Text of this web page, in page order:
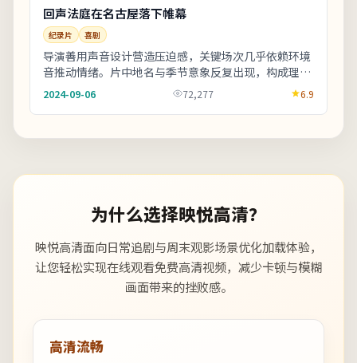
回声法庭在名古屋落下帷幕
纪录片 喜剧
导演善用声音设计营造压迫感，关键场次几乎依赖环境
音推动情绪。片中地名与季节意象反复出现，构成理解
人物动机的重要线索。适合晚间完整观看，配合大屏
与...
2024-09-06 72,277 6.9
为什么选择映悦高清？
映悦高清面向日常追剧与周末观影场景优化加载体验，
让您轻松实现在线观看免费高清视频，减少卡顿与模糊
画面带来的挫败感。
高清流畅